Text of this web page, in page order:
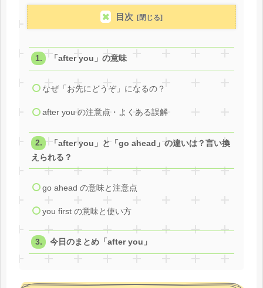
目次
「after you」の意味
なぜ「お先にどうぞ」になるの？
after you の注意点・よくある誤解
「after you」と「go ahead」の違いは？言い換
えられる？
go ahead の意味と注意点
you first の意味と使い方
今日のまとめ「after you」